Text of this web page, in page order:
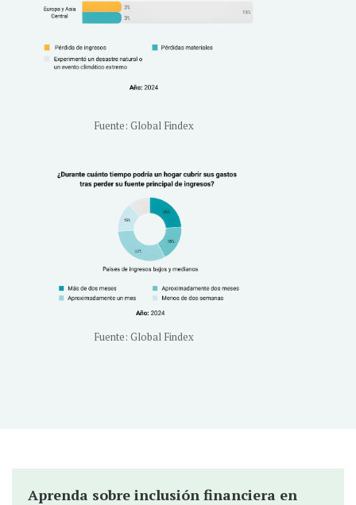
Fuente: Global Findex
Fuente: Global Findex
Aprenda sobre inclusión financiera en